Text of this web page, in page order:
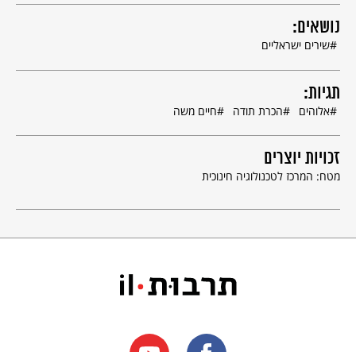
נושאים:
שירים ישראליים
תגיות:
אלוהים הכרת תודה חיים משה
זכויות יוצרים
מטח: המרכז לטכנולוגיה חינוכית